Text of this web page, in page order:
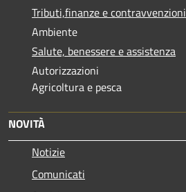
Tributi,finanze e contravvenzioni
Ambiente
Salute, benessere e assistenza
Autorizzazioni
Agricoltura e pesca
NOVITÀ
Notizie
Comunicati